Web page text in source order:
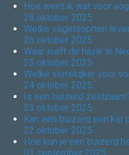
Hoe weet ik wat voor
28 oktober 2025
Welke vogelsoorten
26 oktober 2025
Waar leeft de havik in
25 oktober 2025
Welke verrekijker voor
24 oktober 2025
Is een buizerd
23 oktober 2025
Kan een buizerd een kip
22 oktober 2025
Hoe kun je een buizerd